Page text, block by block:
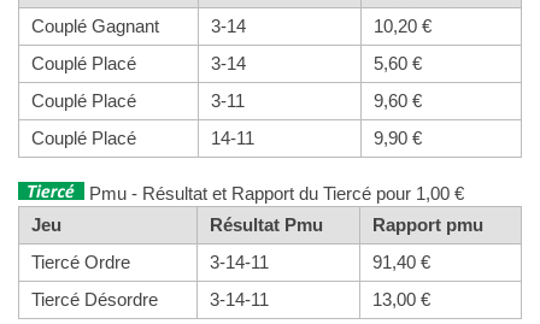
Couplé Gagnant
3-14
10,20 €
Couplé Placé
3-14
5,60 €
Couplé Placé
3-11
9,60 €
Couplé Placé
14-11 9,90 €
Pmu - Résultat et Rapport du Tiercé pour 1,00 €
Jeu
Résultat Pmu
Rapport pmu
Tiercé Ordre
3-14-11
91,40 €
Tiercé Désordre
3-14-11 13,00 €